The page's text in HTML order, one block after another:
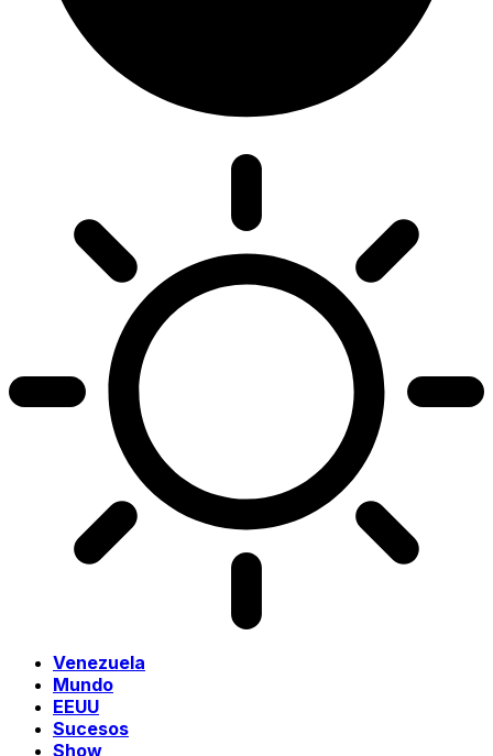
Venezuela
Mundo
EEUU
Sucesos
Show